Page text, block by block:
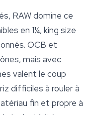
RAW domine ce
en 1¼, king size
OCB et
mais avec
valent le coup
difficiles à rouler à
fin et propre à